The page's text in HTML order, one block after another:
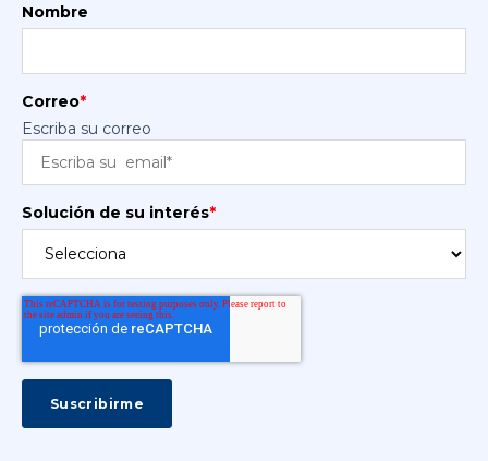
Nombre
Correo*
Escriba su correo
Solución de su interés*